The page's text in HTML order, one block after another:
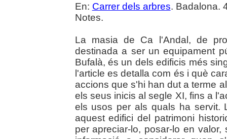
En: Carrer dels arbres. Badalona.
Notes.
La masia de Ca l'Andal, de
destinada a ser un equipament
Bufalà, és un dels edificis més
l'article es detalla com és i què
accions que s'hi han dut a terme
els seus inicis al segle XI, fins a
els usos per als quals ha servit.
aquest edifici del patrimoni
per apreciar-lo, posar-lo en